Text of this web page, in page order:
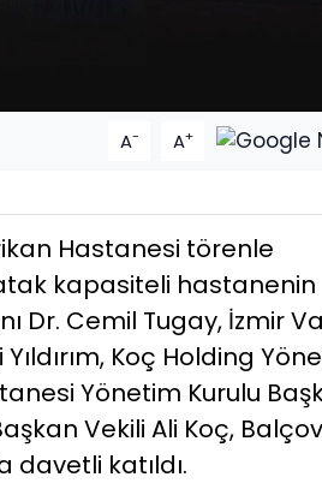
A- A+
Hastanesi törenle
kapasiteli hastanenin
Dr. Cemil Tugay, İzmir
Koç Holding
Yönetim Kurulu
Vekili Ali Koç,
davetli katıldı.